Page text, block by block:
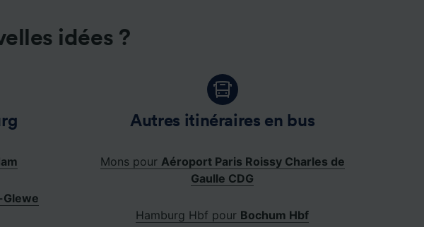
idées ?
Autres itinéraires en bus
Mons pour Aéroport Paris Roissy Charles de
Gaulle CDG
Hamburg Hbf pour Bochum Hbf